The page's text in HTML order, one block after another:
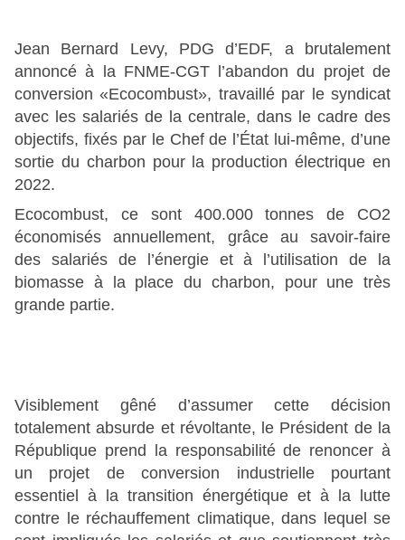
Jean Bernard Levy, PDG d’EDF, a brutalement
annoncé à la FNME-CGT l’abandon du projet de
conversion «Ecocombust», travaillé par le syndicat
avec les salariés de la centrale, dans le cadre des
objectifs, fixés par le Chef de l’État lui-même, d’une
sortie du charbon pour la production électrique en
2022.
Ecocombust, ce sont 400.000 tonnes de CO2
économisés annuellement, grâce au savoir-faire
des salariés de l’énergie et à l’utilisation de la
biomasse à la place du charbon, pour une très
grande partie.
Visiblement gêné d’assumer cette décision
totalement absurde et révoltante, le Président de la
République prend la responsabilité de renoncer à
un projet de conversion industrielle pourtant
essentiel à la transition énergétique et à la lutte
contre le réchauffement climatique, dans lequel se